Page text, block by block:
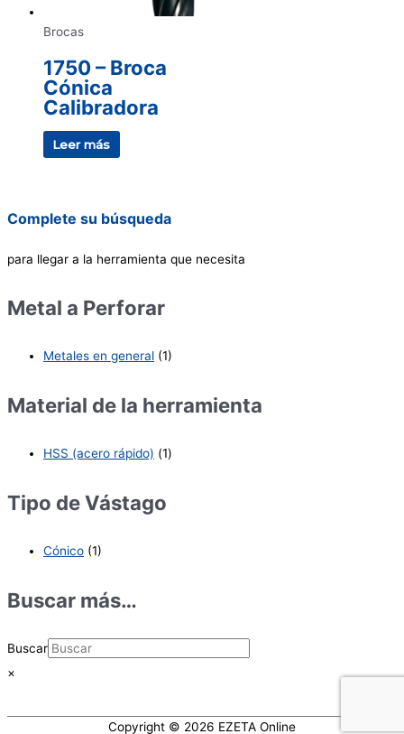
Brocas
1750 – Broca
Cónica
Calibradora
Leer más
Complete su búsqueda
para llegar a la herramienta que necesita
Metal a Perforar
Metales en general (1)
Material de la herramienta
HSS (acero rápido) (1)
Tipo de Vástago
Cónico (1)
Buscar más…
Buscar
×
Copyright © 2026 EZETA Online